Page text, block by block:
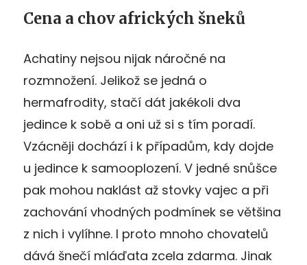
Cena a chov afrických šneků
Achatiny nejsou nijak náročné na
rozmnožení. Jelikož se jedná o
hermafrodity, stačí dát jakékoli dva
jedince k sobě a oni už si s tím poradí.
Vzácněji dochází i k případům, kdy dojde
u jedince k samooplození. V jedné snůšce
pak mohou naklást až stovky vajec a při
zachování vhodných podmínek se většina
z nich i vylíhne. I proto mnoho chovatelů
dává šnečí mláďata zcela zdarma. Jinak